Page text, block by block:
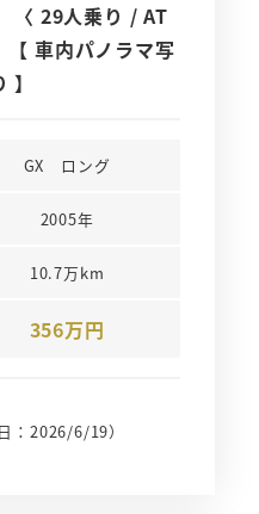
29人乗り / AT
ノラマ写
GX　ロング
2005年
10.7万km
356万円
：2026/6/19）